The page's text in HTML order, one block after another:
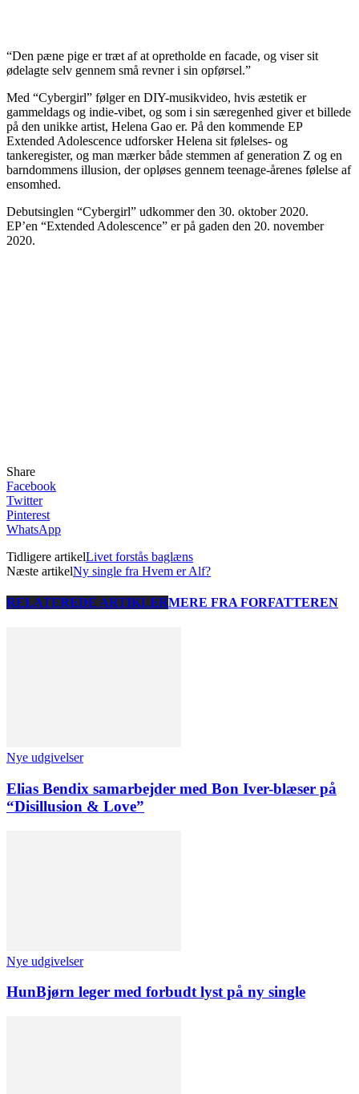
“Den pæne pige er træt af at opretholde en facade, og viser sit
ødelagte selv gennem små revner i sin opførsel.”
Med “Cybergirl” følger en DIY-musikvideo, hvis æstetik er
gammeldags og indie-vibet, og som i sin særegenhed giver et billede
på den unikke artist, Helena Gao er. På den kommende EP
Extended Adolescence udforsker Helena sit følelses- og
tankeregister, og man mærker både stemmen af generation Z og en
barndommens illusion, der opløses gennem teenage-årenes følelse af
ensomhed.
Debutsinglen “Cybergirl” udkommer den 30. oktober 2020.
EP’en “Extended Adolescence” er på gaden den 20. november
2020.
Share
Facebook
Twitter
Pinterest
WhatsApp
Tidligere artikelLivet forstås baglæns
Næste artikelNy single fra Hvem er Alf?
RELATEREDE ARTIKLERMERE FRA FORFATTEREN
Nye udgivelser
Elias Bendix samarbejder med Bon Iver-blæser på
“Disillusion & Love”
Nye udgivelser
HunBjørn leger med forbudt lyst på ny single